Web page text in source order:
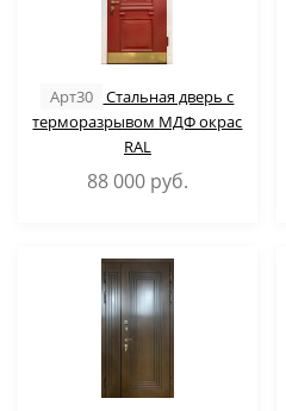
Арт30
Стальная дверь с
терморазрывом МДФ окрас
RAL
88 000 руб.